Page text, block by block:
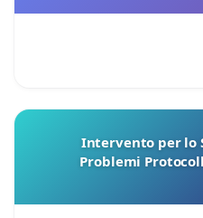
Intervento per lo
Problemi